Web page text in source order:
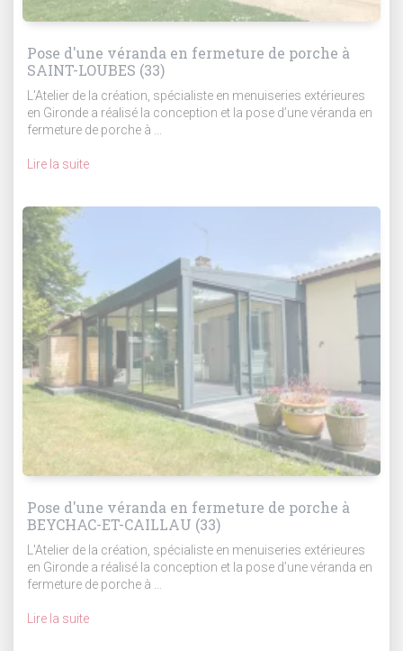
Pose d'une véranda en fermeture de porche à
SAINT-LOUBES (33)
L'Atelier de la création, spécialiste en menuiseries extérieures
en Gironde a réalisé la conception et la pose d’une véranda en
fermeture de porche à ...
Lire la suite
Pose d'une véranda en fermeture de porche à
BEYCHAC-ET-CAILLAU (33)
L'Atelier de la création, spécialiste en menuiseries extérieures
en Gironde a réalisé la conception et la pose d’une véranda en
fermeture de porche à ...
Lire la suite